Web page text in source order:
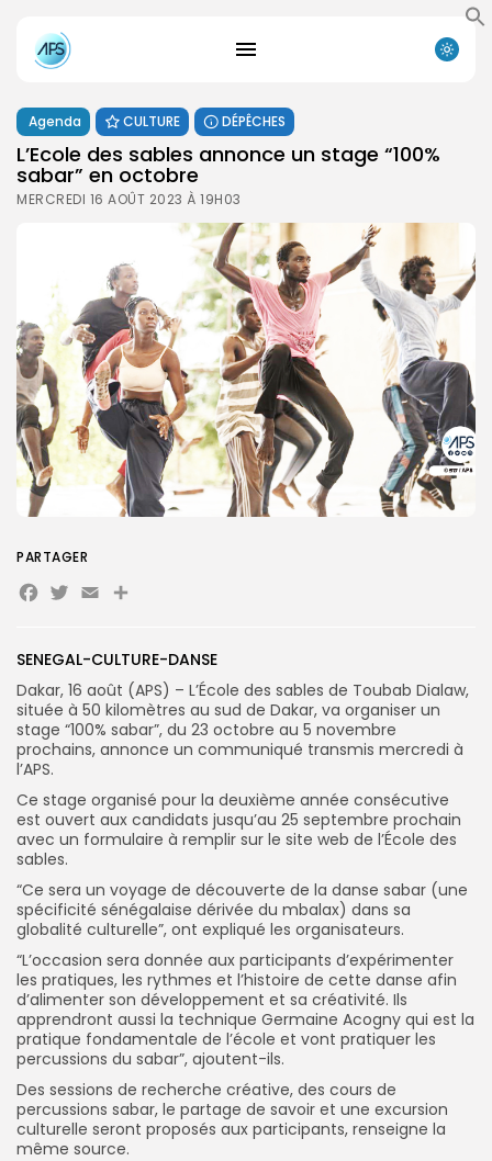
Search
Agenda CULTURE DÉPÊCHES
L’Ecole des sables annonce un stage “100%
sabar” en octobre
MERCREDI 16 AOÛT 2023 À 19H03
SENEGAL-CULTURE-DANSE
Dakar, 16 août (APS) – L’École des sables de Toubab Dialaw,
située à 50 kilomètres au sud de Dakar, va organiser un
stage “100% sabar”, du 23 octobre au 5 novembre
prochains, annonce un communiqué transmis mercredi à
l’APS.
Ce stage organisé pour la deuxième année consécutive
est ouvert aux candidats jusqu’au 25 septembre prochain
avec un formulaire à remplir sur le site web de l’École des
sables.
“Ce sera un voyage de découverte de la danse sabar (une
spécificité sénégalaise dérivée du mbalax) dans sa
globalité culturelle”, ont expliqué les organisateurs.
“L’occasion sera donnée aux participants d’expérimenter
les pratiques, les rythmes et l’histoire de cette danse afin
d’alimenter son développement et sa créativité. Ils
apprendront aussi la technique Germaine Acogny qui est la
pratique fondamentale de l’école et vont pratiquer les
percussions du sabar”, ajoutent-ils.
Des sessions de recherche créative, des cours de
percussions sabar, le partage de savoir et une excursion
culturelle seront proposés aux participants, renseigne la
même source.
PARTAGER
Facebook
Twitter
EmailPartager